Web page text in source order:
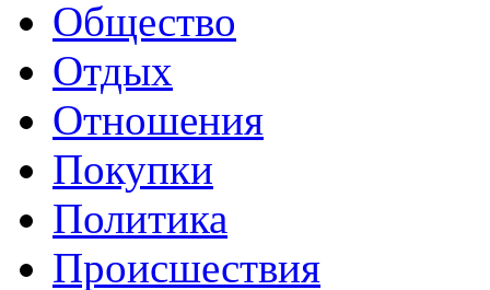
Общество
Отдых
Отношения
Покупки
Политика
Происшествия